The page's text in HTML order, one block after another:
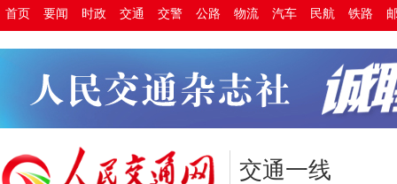
首页 要闻 时政 交通 交警 公路 物流 汽车 民航 铁路
交通一线